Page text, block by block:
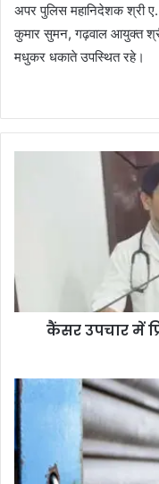
अपर पुलिस महानिदेशक श्री
कुमार सुमन, गढ़वाल आयुक्त
मधुकर धकाते उपस्थित रहे।
कैंसर उपचार में